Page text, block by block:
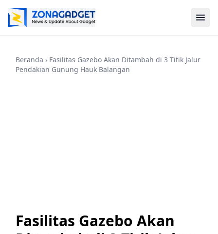
Beranda › Fasilitas Gazebo Akan Ditambah di 3 Titik Jalur
Pendakian Gunung Hauk Balangan
Fasilitas Gazebo Akan